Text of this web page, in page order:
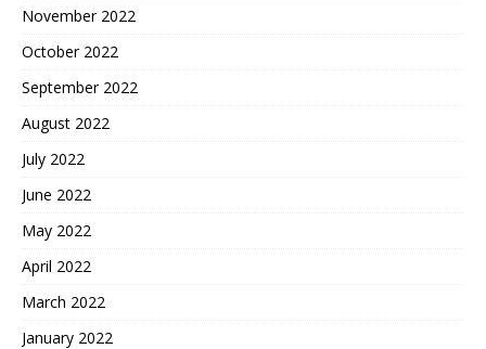
November 2022
October 2022
September 2022
August 2022
July 2022
June 2022
May 2022
April 2022
March 2022
January 2022